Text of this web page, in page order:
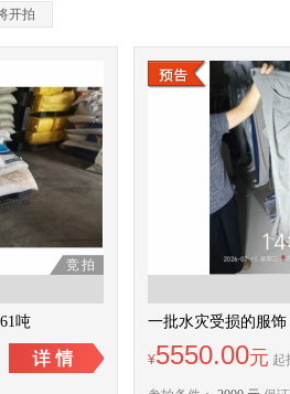
开拍
竞拍
吨 一批水灾受损的服饰
¥5550.00元 起